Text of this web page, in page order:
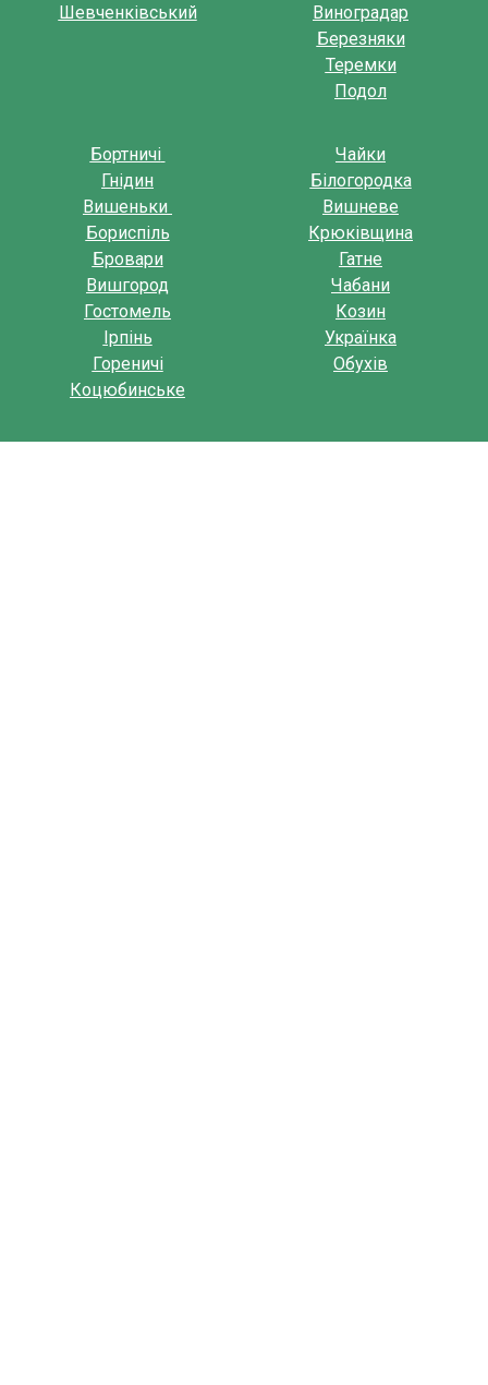
Шевченківський
Виноградар
Березняки
Теремки
Подол
Бортничі
Гнідин
Вишеньки
Бориспіль
Бровари
Вишгород
Гостомель
Ірпінь
Гореничі
Коцюбинське
Чайки
Білогородка
Вишневе
Крюківщина
Гатне
Чабани
Козин
Українка
Обухів